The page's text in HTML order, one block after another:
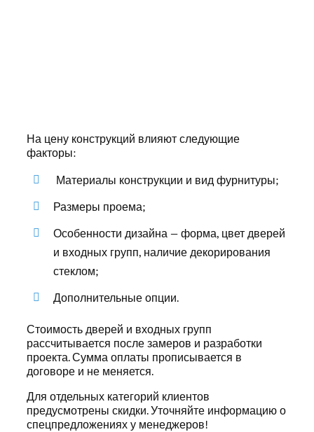
На цену конструкций влияют следующие
факторы:
Материалы конструкции и вид фурнитуры;
Размеры проема;
Особенности дизайна — форма, цвет дверей
и входных групп, наличие декорирования
стеклом;
Дополнительные опции.
Стоимость дверей и входных групп
рассчитывается после замеров и разработки
проекта. Сумма оплаты прописывается в
договоре и не меняется.
Для отдельных категорий клиентов
предусмотрены скидки. Уточняйте информацию о
спецпредложениях у менеджеров!